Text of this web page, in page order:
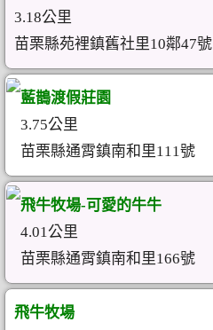
3.18公里
苗栗縣苑裡鎮舊社里10鄰47號
藍鵲渡假莊園
3.75公里
苗栗縣通霄鎮南和里111號
飛牛牧場-可愛的牛牛
4.01公里
苗栗縣通霄鎮南和里166號
飛牛牧場